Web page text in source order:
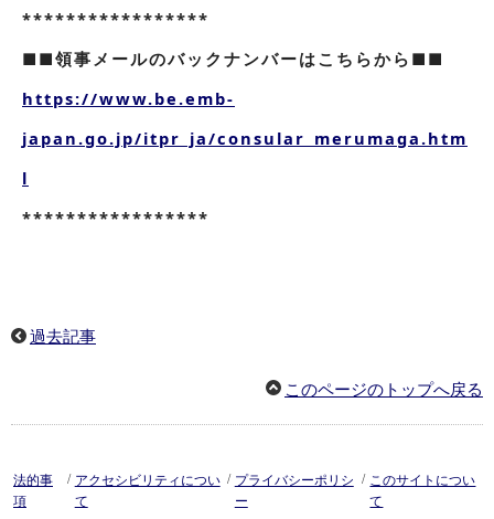
*****************
■■領事メールのバックナンバーはこちらから■■
https://www.be.emb-
japan.go.jp/itpr_ja/consular_merumaga.htm
l
*****************
過去記事
このページのトップへ戻る
法的事
項
/ アクセシビリティについ
て
/ プライバシーポリシ
ー
/ このサイトについ
て